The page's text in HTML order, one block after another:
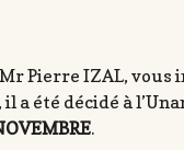
Mr Pierre IZAL,
a été décidé à
.